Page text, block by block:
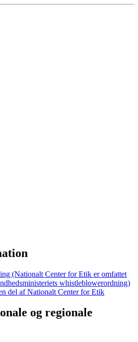
(Nationalt Center for Etik er omfattet
whistleblowerordning)
del af Nationalt Center for Etik
og regionale